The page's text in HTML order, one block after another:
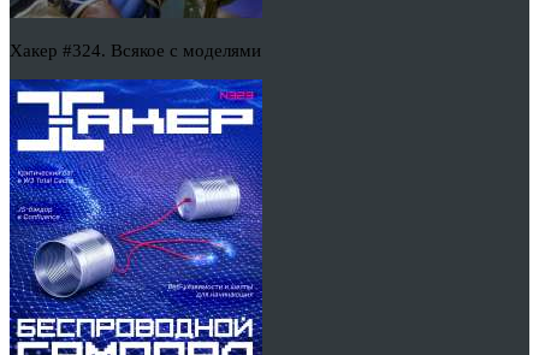
Хакер #324. Всякое с моделями